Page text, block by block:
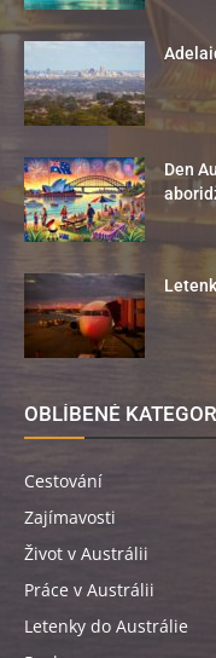
Den
OBLÍBENÉ
Cestování
Zajímavosti
Život v Austrálii
Práce v Austrálii
Letenky do Austrálie